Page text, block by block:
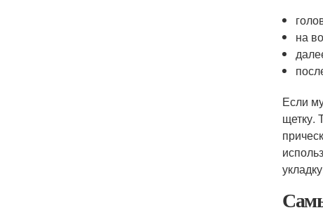
на
Если
щетку.